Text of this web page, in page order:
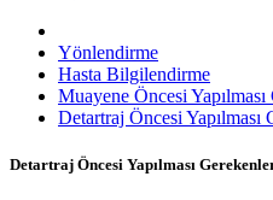
Yönlendirme
Hasta Bilgilendirme
Muayene Öncesi
Detartraj Öncesi Yapılması
Detartraj Öncesi Yapılması